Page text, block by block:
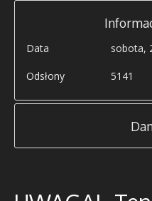
Data sobota,
Odsłony 5141